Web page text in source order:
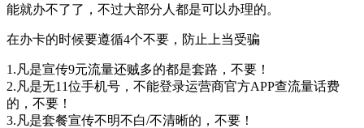
能就办不了了，不过大部分人都是可以办理的。
在办卡的时候要遵循4个不要，防止上当受骗
1.凡是宣传9元流量还贼多的都是套路，不要！
2.凡是无11位手机号，不能登录运营商官方APP查流量话费
的，不要！
3.凡是套餐宣传不明不白/不清晰的，不要！